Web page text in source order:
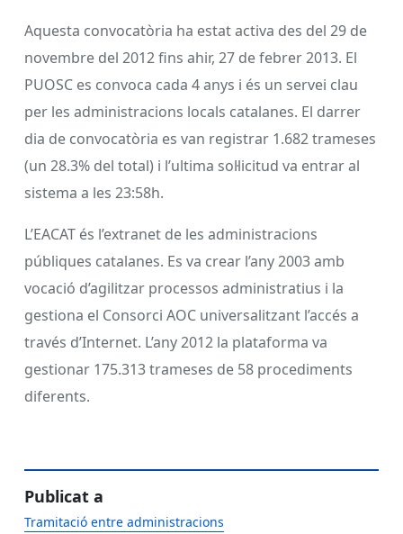
Aquesta convocatòria ha estat activa des del 29 de
novembre del 2012 fins ahir, 27 de febrer 2013. El
PUOSC es convoca cada 4 anys i és un servei clau
per les administracions locals catalanes. El darrer
dia de convocatòria es van registrar 1.682 trameses
(un 28.3% del total) i l’ultima sol·licitud va entrar al
sistema a les 23:58h.
L’EACAT és l’extranet de les administracions
públiques catalanes. Es va crear l’any 2003 amb
vocació d’agilitzar processos administratius i la
gestiona el Consorci AOC universalitzant l’accés a
través d’Internet. L’any 2012 la plataforma va
gestionar 175.313 trameses de 58 procediments
diferents.
Publicat a
Tramitació entre administracions